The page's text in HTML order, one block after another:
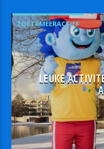
ZOETRMEERACTIEF
LEUKE